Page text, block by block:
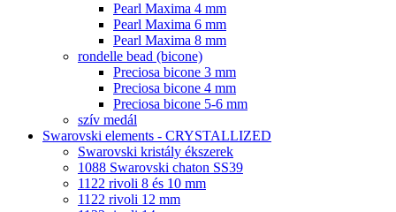
Pearl Maxima 4 mm
Pearl Maxima 6 mm
Pearl Maxima 8 mm
rondelle bead (bicone)
Preciosa bicone 3 mm
Preciosa bicone 4 mm
Preciosa bicone 5-6 mm
szív medál
Swarovski elements - CRYSTALLIZED
Swarovski kristály ékszerek
1088 Swarovski chaton SS39
1122 rivoli 8 és 10 mm
1122 rivoli 12 mm